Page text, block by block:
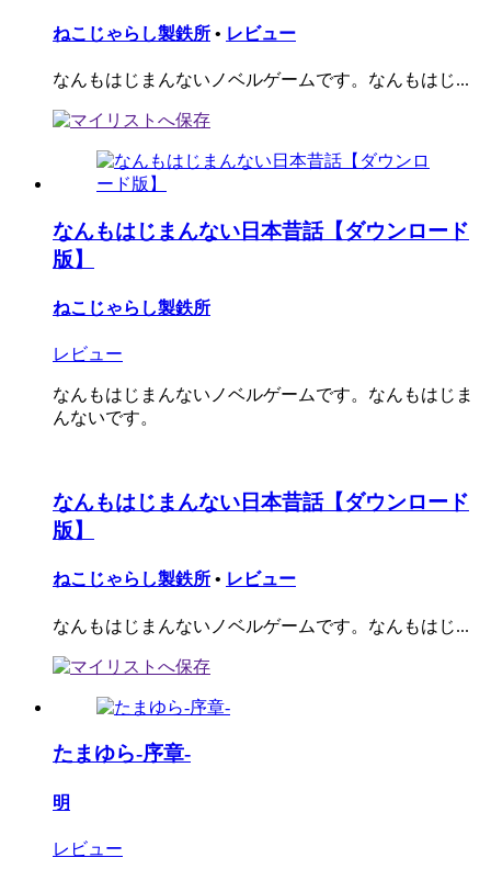
ねこじゃらし製鉄所 • レビュー
なんもはじまんないノベルゲームです。なんもはじ...
なんもはじまんない日本昔話【ダウンロード
版】
ねこじゃらし製鉄所
レビュー
なんもはじまんないノベルゲームです。なんもはじま
んないです。
なんもはじまんない日本昔話【ダウンロード
版】
ねこじゃらし製鉄所 • レビュー
なんもはじまんないノベルゲームです。なんもはじ...
たまゆら-序章-
明
レビュー